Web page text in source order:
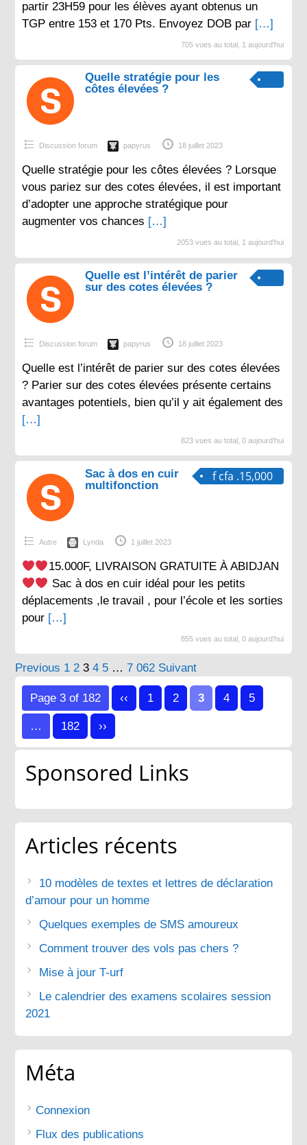
partir 23H59 pour les élèves ayant obtenus un
TGP entre 153 et 170 Pts. Envoyez DOB par […]
705 vues au total, 1 aujourd'hui
Quelle stratégie pour les
côtes élevées ?
Discussion forum papyrus 18 juillet 2023
Quelle stratégie pour les côtes élevées ? Lorsque
vous pariez sur des cotes élevées, il est important
d’adopter une approche stratégique pour
augmenter vos chances […]
2053 vues au total, 1 aujourd'hui
Quelle est l’intérêt de parier
sur des cotes élevées ?
Discussion forum papyrus 18 juillet 2023
Quelle est l’intérêt de parier sur des cotes élevées
? Parier sur des cotes élevées présente certains
avantages potentiels, bien qu’il y ait également des
[…]
823 vues au total, 0 aujourd'hui
f cfa .15,000
Sac à dos en cuir
multifonction
Autre Lynda 1 juillet 2023
15.000F, LIVRAISON GRATUITE À ABIDJAN
Sac à dos en cuir idéal pour les petits
déplacements ,le travail , pour l’école et les sorties
pour […]
855 vues au total, 0 aujourd'hui
Pagination
des
publications
Previous 1 2 3 4 5 … 7 062 Suivant
Page 3 of 182 ‹‹ 1 2 3 4 5
… 182 ››
Sponsored Links
Articles récents
10 modèles de textes et lettres de déclaration
d’amour pour un homme
Quelques exemples de SMS amoureux
Comment trouver des vols pas chers ?
Mise à jour T-urf
Le calendrier des examens scolaires session
2021
Méta
Connexion
Flux des publications